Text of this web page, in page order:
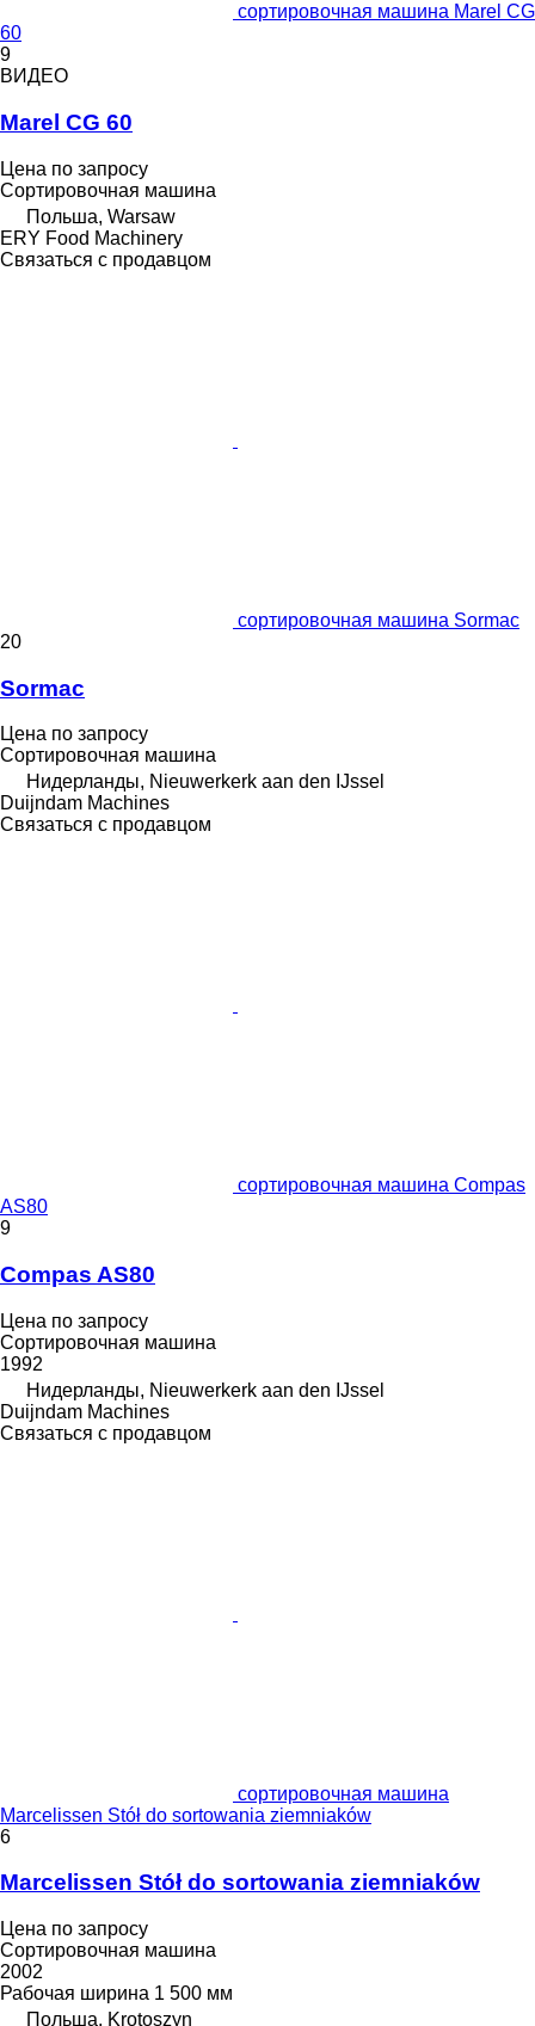
сортировочная машина Marel CG
60
9
ВИДЕО
Marel CG 60
Цена по запросу
Сортировочная машина
Польша, Warsaw
ERY Food Machinery
Связаться с продавцом
сортировочная машина Sormac
20
Sormac
Цена по запросу
Сортировочная машина
Нидерланды, Nieuwerkerk aan den IJssel
Duijndam Machines
Связаться с продавцом
сортировочная машина Compas
AS80
9
Compas AS80
Цена по запросу
Сортировочная машина
1992
Нидерланды, Nieuwerkerk aan den IJssel
Duijndam Machines
Связаться с продавцом
сортировочная машина
Marcelissen Stół do sortowania ziemniaków
6
Marcelissen Stół do sortowania ziemniaków
Цена по запросу
Сортировочная машина
2002
Рабочая ширина 1 500 мм
Польша, Krotoszyn